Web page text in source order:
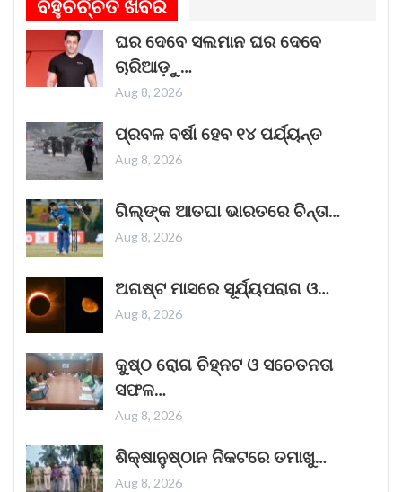
ଓଡ଼ିଶାର ନୌବାଣିଜ୍ୟ ପରମ୍ପରା । ଓଡ଼ିଶାର ପ୍ରାଚୀନ
ନାମ କଳିଙ୍ଗ । ପ୍ରାଚୀନ କଳିଙ୍ଗକୁ ସମୃଦ୍ଧ କରିଥିଲା
ନୌବାଣିଜ୍ୟ
November 1, 2025
“ଥମ୍ମା”ର ଏହି ରାକ୍ଷସ ଦର୍ଶକଙ୍କ ହୃଦୟ ଜିତିବାରେ
ଲାଗିଛି
ଭୟଙ୍କର ଜଗତର ନୂତନ ଚଳଚ୍ଚିତ୍ର 'ଥମ୍ମା'
ଦର୍ଶକଙ୍କୁ ପ୍ରଭାବିତ କରିବାରେ ସଫଳ ହୋଇଛି।
ଦୀପାବଳିର ପରଦିନ ଜୋରଦାର ଆରମ୍ଭ ହୋଇଥିବା ଏହି
ଫିଲ୍ମଟି ସପ୍ତାହର କାର୍ଯ୍ୟ ଦିବସଗୁଡ଼ିକରେ
October 25, 2025
ଗୁରୁତ୍ୱପୂର୍ଣ୍ଣ ଖୁଲାସା।
ଶୁକ୍ରବାର ସକାଳେ ଆନ୍ଧ୍ରପ୍ରଦେଶର କୁର୍ଣ୍ଣୁଲରେ
ବହୁଚର୍ଚ୍ଚିତ ଖବର
ଘର ଦେବେ ସଲମାନ ଘର ଦେବେ
ଚାରିଆଡ଼ୁ…
Aug 8, 2026
ପ୍ରବଳ ବର୍ଷା ହେବ ୧୪ ପର୍ଯ୍ୟନ୍ତ
Aug 8, 2026
ଗିଲ୍‌ଙ୍କ ଆତଘା ଭାରତରେ ଚିନ୍ତା…
Aug 8, 2026
ଅଗଷ୍ଟ ମାସରେ ସୂର୍ଯ୍ୟପରାଗ ଓ…
Aug 8, 2026
କୁଷ୍ଠ ରୋଗ ଚିହ୍ନଟ ଓ ସଚେତନତା
ସଫଳ…
Aug 8, 2026
ଶିକ୍ଷାନୁଷ୍ଠାନ ନିକଟରେ ତମାଖୁ…
Aug 8, 2026